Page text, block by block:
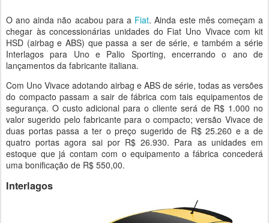
O ano ainda não acabou para a Fiat. Ainda este mês começam a
chegar às concessionárias unidades do Fiat Uno Vivace com kit
HSD (airbag e ABS) que passa a ser de série, e também a série
Interlagos para Uno e Palio Sporting, encerrando o ano de
lançamentos da fabricante italiana.
Com Uno Vivace adotando airbag e ABS de série, todas as versões
do compacto passam a sair de fábrica com tais equipamentos de
segurança. O custo adicional para o cliente será de R$ 1.000 no
valor sugerido pelo fabricante para o compacto; versão Vivace de
duas portas passa a ter o preço sugerido de R$ 25.260 e a de
quatro portas agora sai por R$ 26.930. Para as unidades em
estoque que já contam com o equipamento a fábrica concederá
uma bonificação de R$ 550,00.
Interlagos